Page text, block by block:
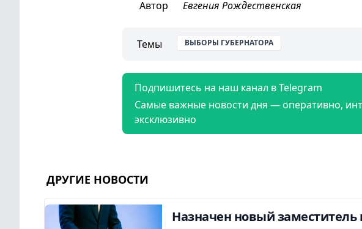
Автор Евгения Рождественская
Темы ВЫБОРЫ ГУБЕРНАТОРА
Подпишитесь на наш канал в Telegram
Самые важные новости дня — оперативно,
эксклюзивно
ДРУГИЕ НОВОСТИ
Назначен новый